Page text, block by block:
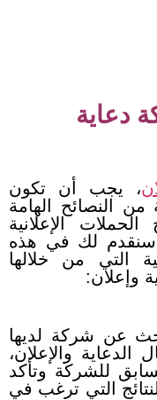
دعاية
، يجب أن تكون
النصائح الهامة
الإعلانية
سنقدم لك في هذه
التي من خلالها
وإعلان:
عن شركة لديها
والإعلان،
للشركة وتأكد
التي ترغب في